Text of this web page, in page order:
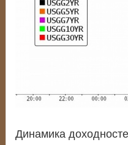
Динамика